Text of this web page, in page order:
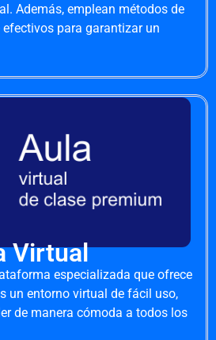
Además, emplean métodos de
para garantizar un
Virtual
especializada que ofrece
un entorno virtual de fácil uso,
de manera cómoda a todos los